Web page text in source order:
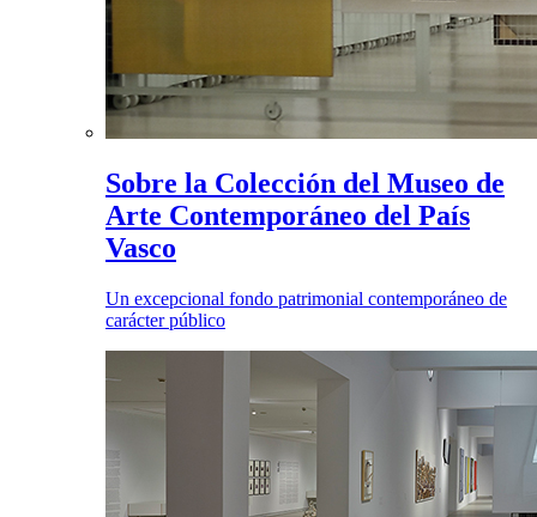
Sobre la Colección del Museo de
Arte Contemporáneo del País
Vasco
Un excepcional fondo patrimonial contemporáneo de
carácter público